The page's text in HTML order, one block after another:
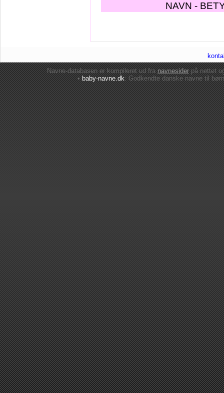
NAVN -
Navne-databasen er kompileret ud franavnesiderpå nettet
•baby-navne.dk: Godkendte danskenavne til børn